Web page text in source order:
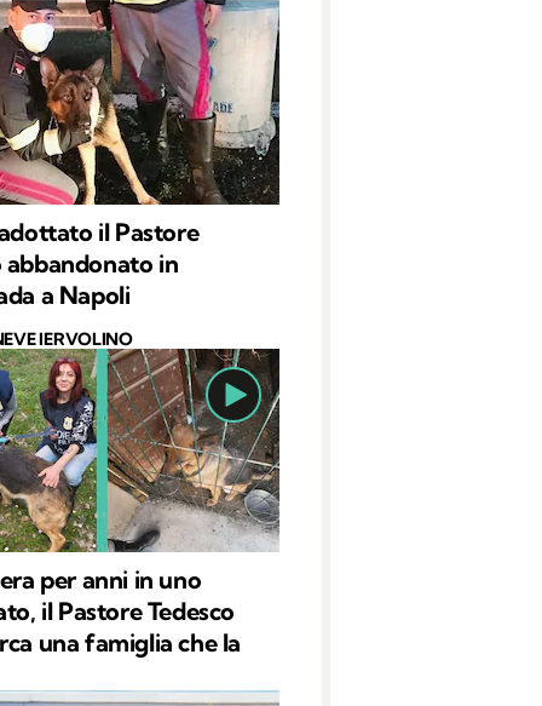
il Pastore
abbandonato in
a Napoli
IERVOLINO
per anni in uno
il Pastore Tedesco
una famiglia che la